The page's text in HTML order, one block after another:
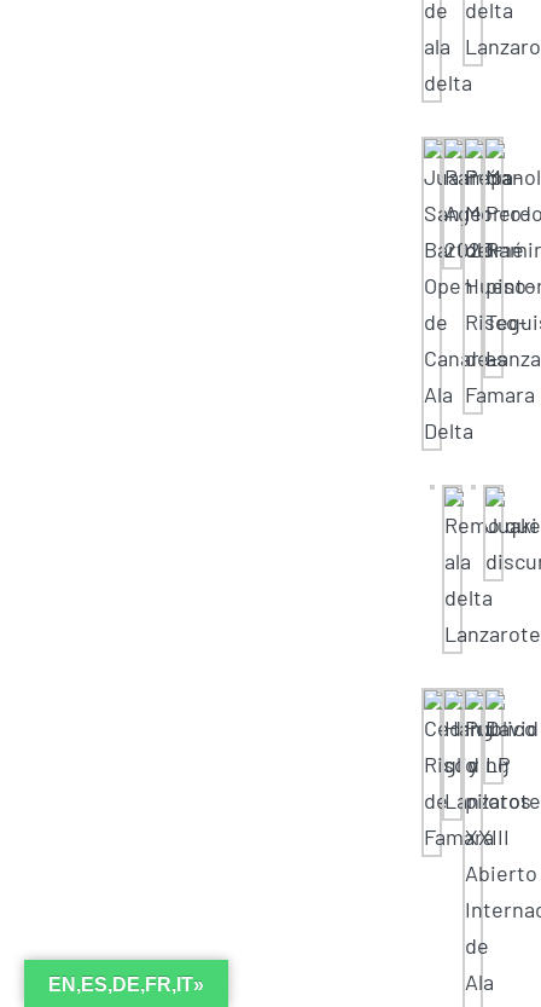
EN,ES,DE,FR,IT»